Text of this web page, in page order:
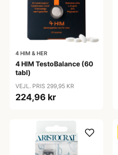
4 HIM & HER
4 HIM TestoBalance (60
tabl)
VEJL. PRIS 299,95 KR
224,96 kr